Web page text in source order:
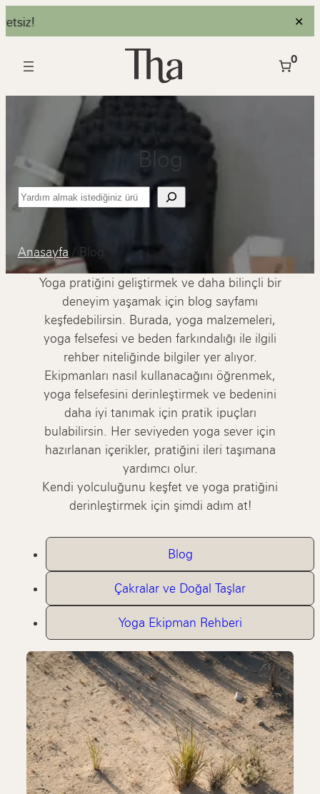
✕
geç
0
Blog
Ara
Anasayfa / Blog
Yoga pratiğini geliştirmek ve daha bilinçli bir
deneyim yaşamak için blog sayfamı
keşfedebilirsin. Burada, yoga malzemeleri,
yoga felsefesi ve beden farkındalığı ile ilgili
rehber niteliğinde bilgiler yer alıyor.
Ekipmanları nasıl kullanacağını öğrenmek,
yoga felsefesini derinleştirmek ve bedenini
daha iyi tanımak için pratik ipuçları
bulabilirsin. Her seviyeden yoga sever için
hazırlanan içerikler, pratiğini ileri taşımana
yardımcı olur.
Kendi yolculuğunu keşfet ve yoga pratiğini
derinleştirmek için şimdi adım at!
Blog
Çakralar ve Doğal Taşlar
Yoga Ekipman Rehberi